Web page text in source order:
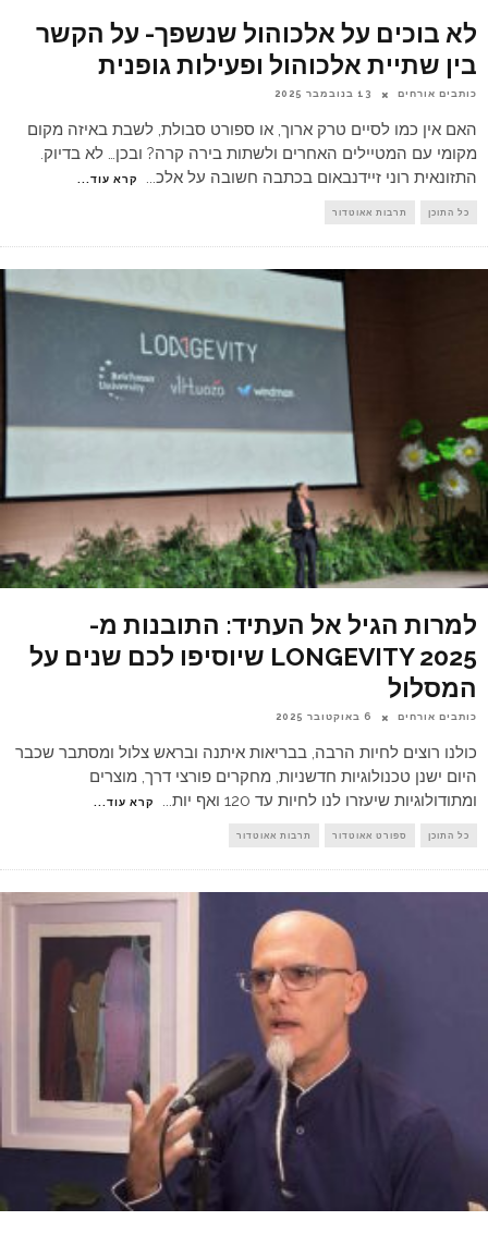
לא בוכים על אלכוהול שנשפך- על הקשר
בין שתיית אלכוהול ופעילות גופנית
כותבים אורחים 13 בנובמבר 2025
האם אין כמו לסיים טרק ארוך, או ספורט סבולת, לשבת באיזה מקום
מקומי עם המטיילים האחרים ולשתות בירה קרה? ובכן… לא בדיוק.
התזונאית רוני זיידנבאום בכתבה חשובה על אלכ... קרא עוד...
כל התוכן תרבות אאוטדור
למרות הגיל אל העתיד: התובנות מ-
LONGEVITY 2025 שיוסיפו לכם שנים על
המסלול
כותבים אורחים 6 באוקטובר 2025
כולנו רוצים לחיות הרבה, בבריאות איתנה ובראש צלול ומסתבר שכבר
היום ישנן טכנולוגיות חדשניות, מחקרים פורצי דרך, מוצרים
ומתודולוגיות שיעזרו לנו לחיות עד 120 ואף יות
... קרא עוד...
כל התוכן ספורט אאוטדור תרבות אאוטדור